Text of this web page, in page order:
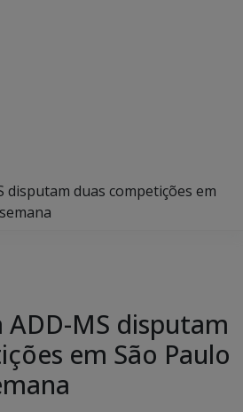
disputam duas competições em
MS disputam
em São Paulo